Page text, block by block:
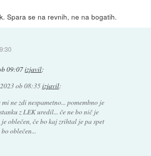
Spara se na revnih, ne na bogatih.
09:07izjavil:
ob 08:35izjavil:
ne zdi nespametno... pomembno je
z LEK uredil... če ne bo nič je
je oblečen, če bo kaj zrihtal je pa spet
oblečen...